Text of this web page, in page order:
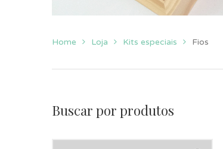
Home Loja Kits especiais Fios
Buscar por produtos